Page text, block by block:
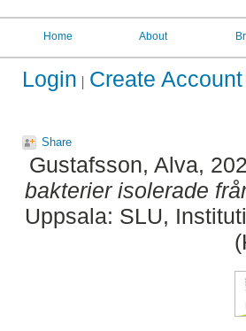
Home About
Login Create Account
Share
Gustafsson, Alva,
bakterier isolerade
Uppsala: SLU,